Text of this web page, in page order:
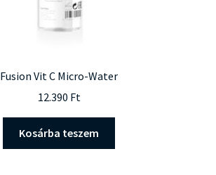
Fusion Vit C Micro-Water
12.390 Ft
Kosárba teszem